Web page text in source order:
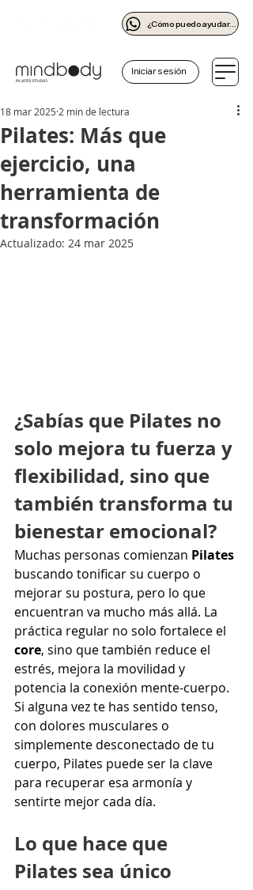
¿Cómo puedo ayudarte?
Iniciar sesión
Pilates: Más que
ejercicio, una
herramienta de
transformación
18 mar 2025 2 min de lectura
Actualizado: 24 mar 2025
¿Sabías que Pilates no
solo mejora tu fuerza y
flexibilidad, sino que
también transforma tu
bienestar emocional?
Muchas personas comienzan Pilates
buscando tonificar su cuerpo o
mejorar su postura, pero lo que
encuentran va mucho más allá. La
práctica regular no solo fortalece el
core, sino que también reduce el
estrés, mejora la movilidad y
potencia la conexión mente-cuerpo.
Si alguna vez te has sentido tenso,
con dolores musculares o
simplemente desconectado de tu
cuerpo, Pilates puede ser la clave
para recuperar esa armonía y
sentirte mejor cada día.
Lo que hace que
Pilates sea único